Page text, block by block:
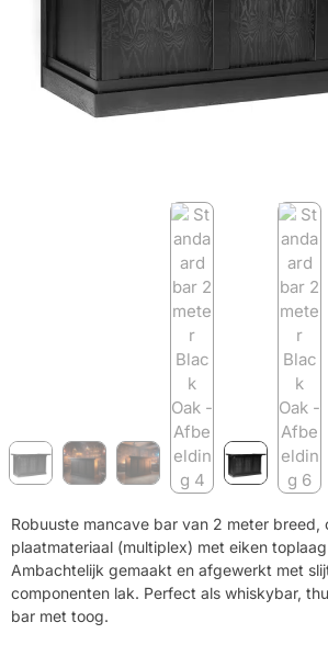
Robuuste mancave bar van 2 meter
plaatmateriaal (multiplex) met eiken
Ambachtelijk gemaakt en afgewerkt met
componenten lak. Perfect als whiskybar,
bar met toog.